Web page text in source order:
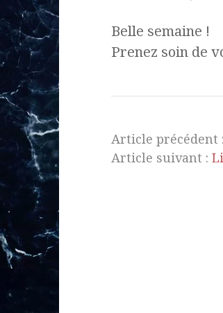
Belle semaine !
Prenez soin de
Article précédent :
Article suivant :